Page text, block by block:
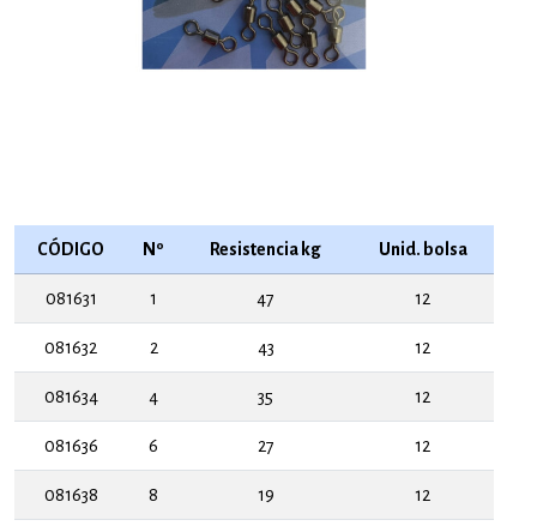
CÓDIGO Nº Resistencia kg Unid. bolsa
081631 1 47 12
081632 2 43 12
081634 4 35 12
081636 6 27 12
081638 8 19 12